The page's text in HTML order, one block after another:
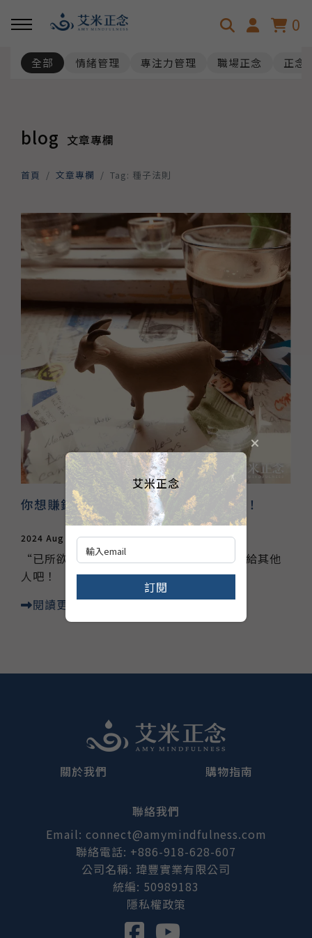
0
回主選單
艾米的故事
回主選單
正念是什麼呢？
正念科學與效益
全部 情緒管理 專注力管理 職場正念 正念
blog 文章專欄
首頁 文章專欄 Tag: 種子法則
你想賺錢嗎？那就更努力工作？別傻了！
2024 Aug 24 職場正念
“已所欲，施於人”，自己想要什麼，就先給其他
人吧！
閱讀更多
關於我們 購物指南
聯絡我們
Email: connect@amymindfulness.com
聯絡電話: +886-918-628-607
公司名稱: 瑋豐實業有限公司
統編: 50989183
隱私權政策
艾米正念
訂閱